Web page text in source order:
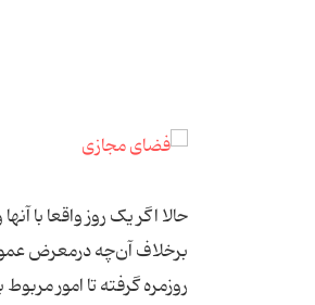
حالا اگر یک روز واقعا با
برخلاف آن‌چه درمعرض
روزمره گرفته تا امور